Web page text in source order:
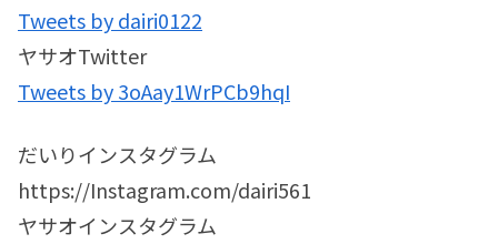
Tweets by dairi0122
ヤサオTwitter
Tweets by 3oAay1WrPCb9hqI
だいりインスタグラム
https://Instagram.com/dairi561
ヤサオインスタグラム